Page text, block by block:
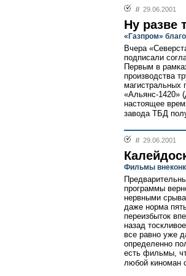
// 29.06.2001
Ну разве
«Газпром»
Вчера
подписали
Первым в
производства
магистральных
«Альянс-1420»
настоящее
завода ТБД
// 29.06.2001
Фильмы
программы
нервными
даже норма
переизбыток
назад
все равно уже
определенно
есть фильмы,
любой киноман